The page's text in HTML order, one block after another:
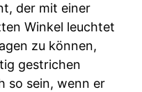
der mit einer
Winkel leuchtet
zu können,
gestrichen
so sein, wenn er